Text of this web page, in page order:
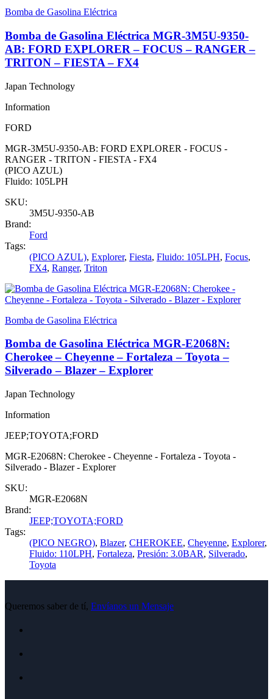
Bomba de Gasolina Eléctrica
Bomba de Gasolina Eléctrica MGR-3M5U-9350-
AB: FORD EXPLORER – FOCUS – RANGER –
TRITON – FIESTA – FX4
Japan Technology
Information
FORD
MGR-3M5U-9350-AB: FORD EXPLORER - FOCUS -
RANGER - TRITON - FIESTA - FX4
(PICO AZUL)
Fluido: 105LPH
SKU:
3M5U-9350-AB
Brand:
Ford
Tags:
(PICO AZUL), Explorer, Fiesta, Fluido: 105LPH, Focus,
FX4, Ranger, Triton
Bomba de Gasolina Eléctrica
Bomba de Gasolina Eléctrica MGR-E2068N:
Cherokee – Cheyenne – Fortaleza – Toyota –
Silverado – Blazer – Explorer
Japan Technology
Information
JEEP;TOYOTA;FORD
MGR-E2068N: Cherokee - Cheyenne - Fortaleza - Toyota -
Silverado - Blazer - Explorer
SKU:
MGR-E2068N
Brand:
JEEP;TOYOTA;FORD
Tags:
(PICO NEGRO), Blazer, CHEROKEE, Cheyenne, Explorer,
Fluido: 110LPH, Fortaleza, Presión: 3.0BAR, Silverado,
Toyota
Queremos saber de tí, Envíanos un Mensaje